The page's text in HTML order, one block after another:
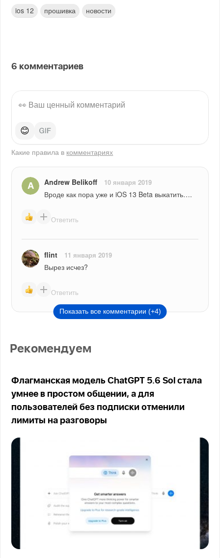
ios 12 прошивка новости
6 комментариев
😊
Какие правила в комментариях
Andrew Belikoff 10 января 2019
Вроде как пора уже и iOS 13 Beta выкатить….
Ответить
flint 11 января 2019
Вырез исчез?
Ответить
Показать все комментарии (+4)
Рекомендуем
Флагманская модель ChatGPT 5.6 Sol стала
умнее в простом общении, а для
пользователей без подписки отменили
лимиты на разговоры